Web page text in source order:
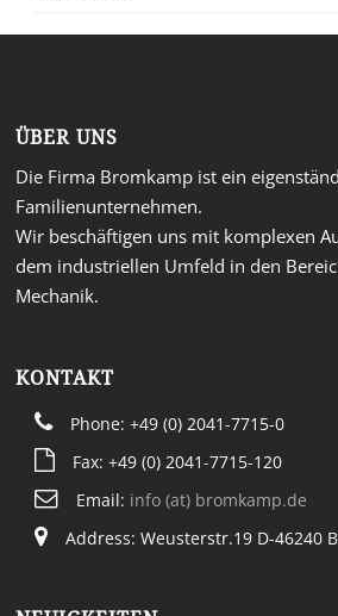
ÜBER UNS
Die Firma Bromkamp ist ein
Familienunternehmen.
Wir beschäftigen uns mit komplexen
dem industriellen Umfeld in den
Mechanik.
KONTAKT
Phone: +49 (0) 2041-7715-0
Fax: +49 (0) 2041-7715-120
Email: info (at) bromkamp.de
Address: Weusterstr.19 D-46240